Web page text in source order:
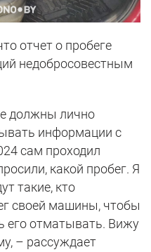
отчет о пробеге
недобросовестным
должны лично
информации с
сам проходил
какой пробег. Я
такие, кто
своей машины, чтобы
его отматывать. Вижу
– рассуждает